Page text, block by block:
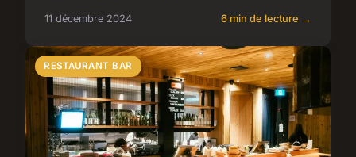
11 décembre 2024 6 min de lecture →
RESTAURANT BAR